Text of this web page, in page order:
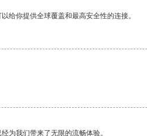
给你提供全球覆盖和最高安全性的连接。
为我们带来了无限的流畅体验。